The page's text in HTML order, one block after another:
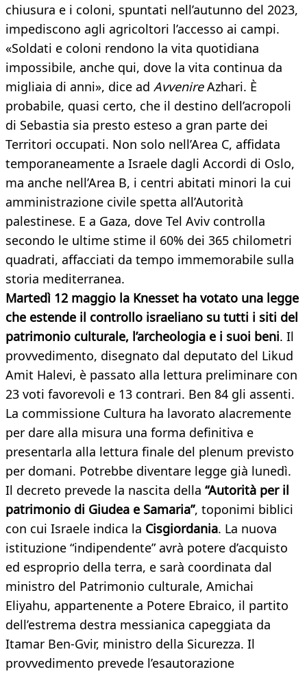
chiusura e i coloni, spuntati nell’autunno del 2023,
impediscono agli agricoltori l’accesso ai campi.
«Soldati e coloni rendono la vita quotidiana
impossibile, anche qui, dove la vita continua da
migliaia di anni», dice ad AvvenireAzhari. È
probabile, quasi certo, che il destino dell’acropoli
di Sebastia sia presto esteso a gran parte dei
Territori occupati. Non solo nell’Area C, affidata
temporaneamente a Israele dagli Accordi di Oslo,
ma anche nell’Area B, i centri abitati minori la cui
amministrazione civile spetta all’Autorità
palestinese. E a Gaza, dove Tel Aviv controlla
secondo le ultime stime il 60% dei 365 chilometri
quadrati, affacciati da tempo immemorabile sulla
storia mediterranea.
Martedì 12 maggio la Knesset ha votato una legge
che estende il controllo israeliano su tutti i siti del
patrimonio culturale, l’archeologia e i suoi beni. Il
provvedimento, disegnato dal deputato del Likud
Amit Halevi, è passato alla lettura preliminare con
23 voti favorevoli e 13 contrari. Ben 84 gli assenti.
La commissione Cultura ha lavorato alacremente
per dare alla misura una forma definitiva e
presentarla alla lettura finale del plenum previsto
per domani. Potrebbe diventare legge già lunedì.
Il decreto prevede la nascita della “Autorità per il
patrimonio di Giudea e Samaria”, toponimi biblici
con cui Israele indica la Cisgiordania. La nuova
istituzione “indipendente” avrà potere d’acquisto
ed esproprio della terra, e sarà coordinata dal
ministro del Patrimonio culturale, Amichai
Eliyahu, appartenente a Potere Ebraico, il partito
dell’estrema destra messianica capeggiata da
Itamar Ben-Gvir, ministro della Sicurezza. Il
provvedimento prevede l’esautorazione